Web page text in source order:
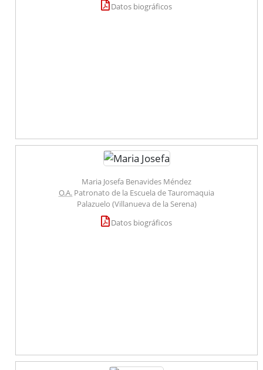
Datos biográficos
Maria Josefa Benavides Méndez
O.A. Patronato de la Escuela de Tauromaquia
Palazuelo (Villanueva de la Serena)
Datos biográficos